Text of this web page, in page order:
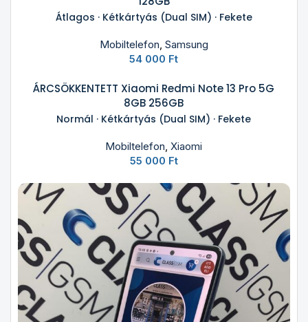
Átlagos · Kétkártyás (Dual SIM) · Fekete
Mobiltelefon, Samsung
54 000 Ft
ÁRCSÖKKENTETT Xiaomi Redmi Note 13 Pro 5G
8GB 256GB
Normál · Kétkártyás (Dual SIM) · Fekete
Mobiltelefon,Xiaomi
55 000 Ft